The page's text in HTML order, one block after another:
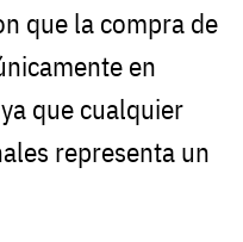
que la compra de
en
que cualquier
representa un